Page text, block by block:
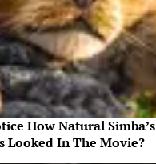
How Natural Simba’s
Looked In The Movie?